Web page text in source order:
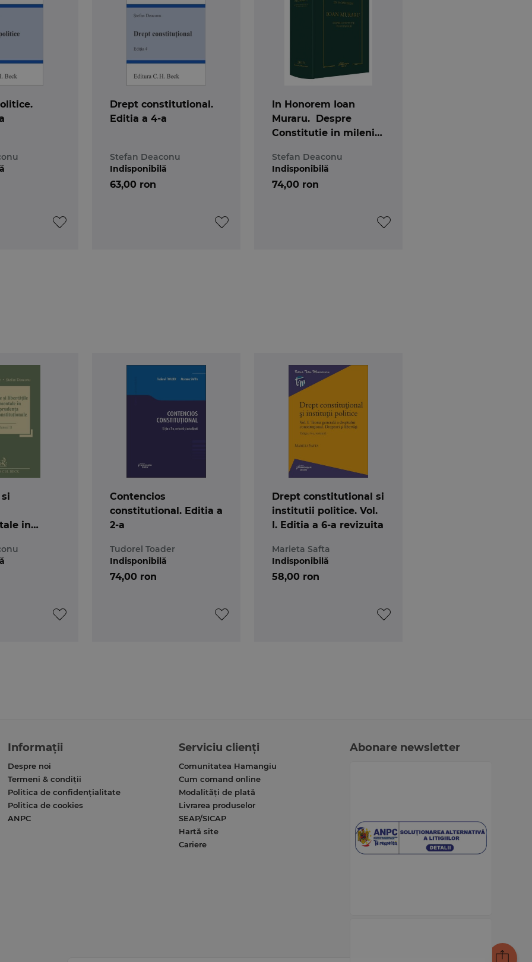
de un comentariu doctrinar si de o lista bibliografica ce trateaza problematica dreptului sau a
fundamentale, astfel cum a fost dezvoltat/a in deciziile Curtii Constitutionale
si celor care dorind sa sesizeze Curtea Constitutionala cu o obiectie sau exceptie de
jurisprudenta relevanta a instantei constitutionale si sa isi fundamenteze cererile formulate sau
din considerentele deciziilor Curtii Constitutionale referitoare la drepturile si libertatile
asupra subiectului a se vedea
fundamentale in jurisprudenta Curtii Constitutionale. Volumul II
si judecator al Curtii Constitutionale a Romaniei.
de doctorat la Facultatea de Drept a Universitatii din Bucuresti; avocat in Baroul Bucuresti;
Drept constitutional.
Editia a 4-a
Stefan Deaconu
63,00 ron
Indisponibilă
In Honorem Ioan
Muraru. Despre
Constitutie in mileniul
Stefan Deaconu
74,00 ron
Indisponibilă
in
Contencios
constitutional. Editia a
2-a
Tudorel Toader
74,00 ron
Indisponibilă
Drept constitutional si
institutii politice. Vol.
I. Editia a 6-a revizuita
Marieta Safta
58,00 ron
Indisponibilă
Informații
Despre noi
Termeni & condiții
Politica de confidențialitate
Politica de cookies
ANPC
Serviciu clienți
Comunitatea Hamangiu
Cum comand online
Modalități de plată
Livrarea produselor
SEAP/SICAP
Hartă site
Cariere
Abonare newsletter